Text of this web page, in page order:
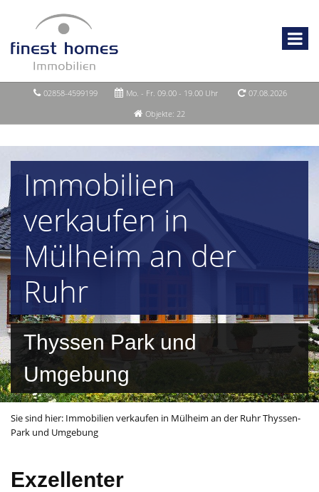
02858-4599199 Mo. - Fr. 09.00 - 19.00 Uhr
07.08.2026
Objekte: 22
Immobilien
verkaufen in
Mülheim an der
Ruhr
Thyssen Park und
Umgebung
Sie sind hier: Immobilien verkaufen in Mülheim an der Ruhr Thyssen-
Park und Umgebung
Exzellenter